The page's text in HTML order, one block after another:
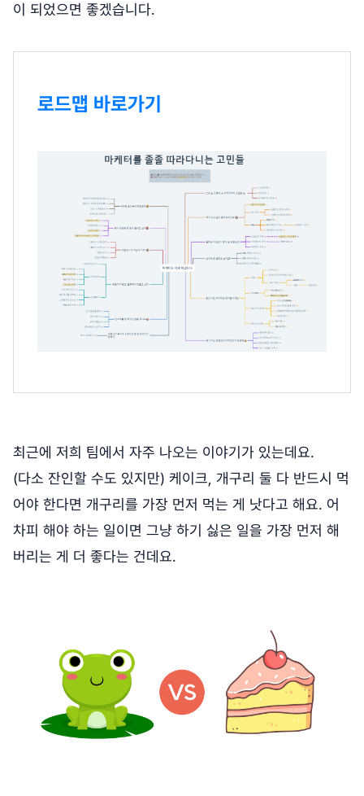
이 되었으면 좋겠습니다.
로드맵 바로가기
최근에 저희 팀에서 자주 나오는 이야기가 있는데요.
(다소 잔인할 수도 있지만) 케이크, 개구리 둘 다 반드시 먹
어야 한다면 개구리를 가장 먼저 먹는 게 낫다고 해요. 어
차피 해야 하는 일이면 그냥 하기 싫은 일을 가장 먼저 해
버리는 게 더 좋다는 건데요.